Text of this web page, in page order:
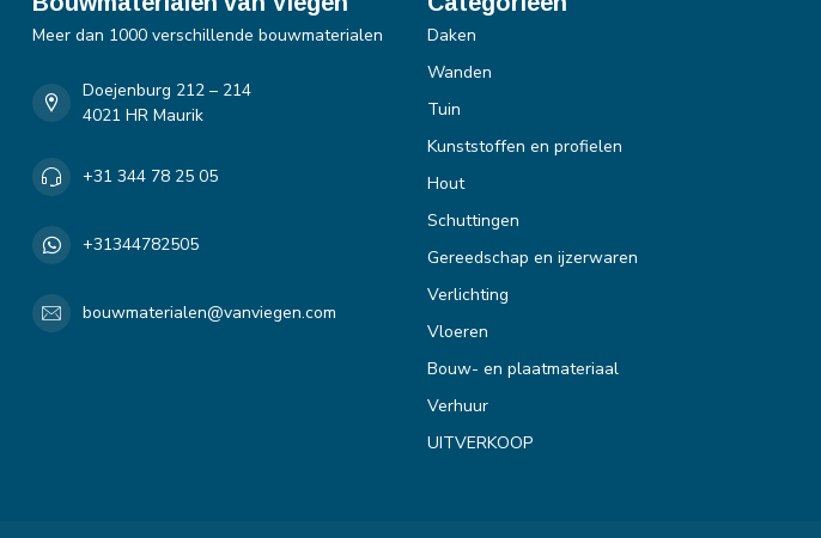
Meer dan 1000 verschillende bouwmaterialen
Doejenburg 212 – 214
4021 HR Maurik
+31 344 78 25 05
+31344782505
bouwmaterialen@vanviegen.com
Daken
Wanden
Tuin
Kunststoffen en profielen
Hout
Schuttingen
Gereedschap en ijzerwaren
Verlichting
Vloeren
Bouw- en plaatmateriaal
Verhuur
UITVERKOOP